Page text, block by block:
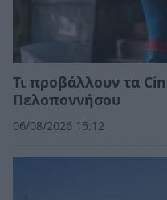
Τι προβάλλουν τα
Πελοποννήσου
06/08/2026 15:12